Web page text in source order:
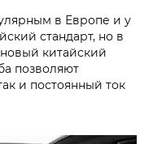
в Европе и у
стандарт, но в
китайский
позволяют
и постоянный ток